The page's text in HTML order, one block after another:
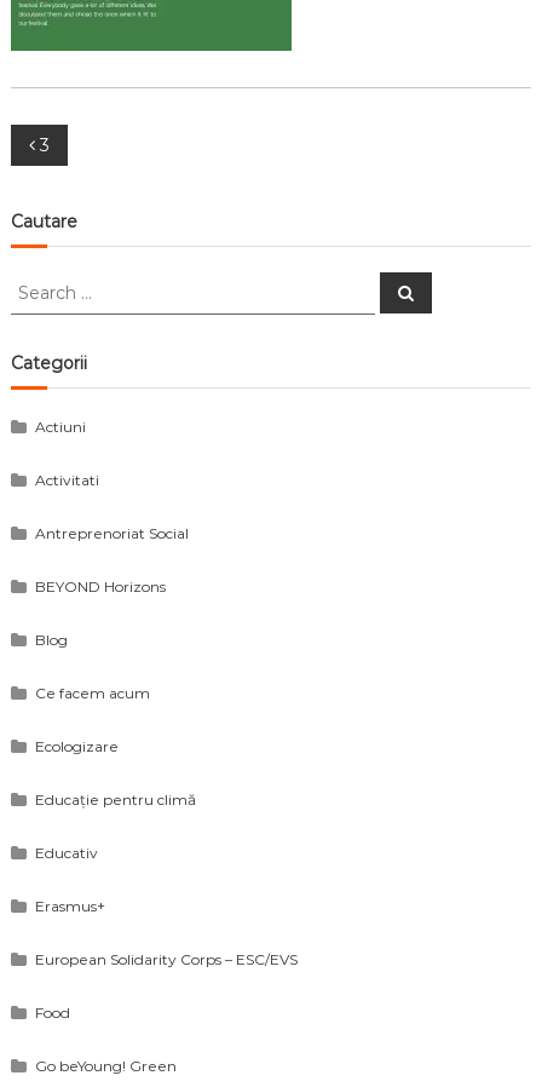
Navigare
în
articole
3
Cautare
Search
Search
Categorii
Actiuni
Activitati
Antreprenoriat Social
BEYOND Horizons
Blog
Ce facem acum
Ecologizare
Educație pentru climă
Educativ
Erasmus+
European Solidarity Corps – ESC/EVS
Food
Go beYoung! Green